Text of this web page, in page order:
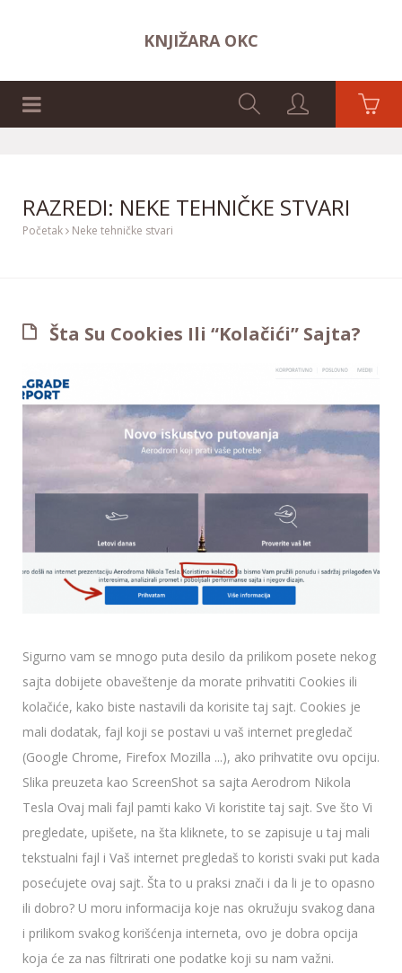
KNJIŽARA OKC
RAZREDI: NEKE TEHNIČKE STVARI
Početak Neke tehničke stvari
Šta Su Cookies Ili “kolačići” Sajta?
Sigurno vam se mnogo puta desilo da prilikom posete nekog
sajta dobijete obaveštenje da morate prihvatiti Cookies ili
kolačiće, kako biste nastavili da korisite taj sajt. Cookies je
mali dodatak, fajl koji se postavi u vaš internet pregledač
(Google Chrome, Firefox Mozilla ...), ako prihvatite ovu opciju.
Slika preuzeta kao ScreenShot sa sajta Aerodrom Nikola
Tesla Ovaj mali fajl pamti kako Vi koristite taj sajt. Sve što Vi
pregledate, upišete, na šta kliknete, to se zapisuje u taj mali
tekstualni fajl i Vaš internet pregledaš to koristi svaki put kada
posećujete ovaj sajt. Šta to u praksi znači i da li je to opasno
ili dobro? U moru informacija koje nas okružuju svakog dana
i prilikom svakog korišćenja interneta, ovo je dobra opcija
koja će za nas filtrirati one podatke koji su nam važni.